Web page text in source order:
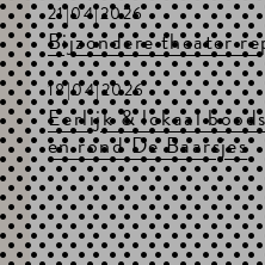
21|04|2026
Bijzondere theater
18|04|2026
Eerlijk & lokaal
en rond De Baarsjes